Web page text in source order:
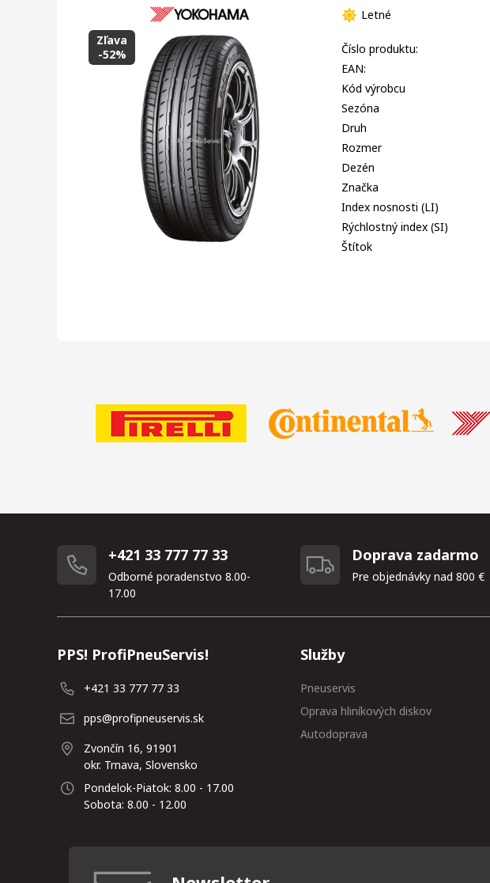
Zľava
-52%
Letné
Číslo produktu:
EAN:
Kód výrobcu
Sezóna
Druh
Rozmer
Dezén
Značka
Index nosnosti (LI)
Rýchlostný index (SI)
Štítok
+421 33 777 77 33
Odborné poradenstvo 8.00-
17.00
Doprava zadarmo
Pre objednávky nad 800 €
PPS! ProfiPneuServis!
+421 33 777 77 33
pps@profipneuservis.sk
Zvončín 16, 91901
okr. Trnava, Slovensko
Pondelok-Piatok: 8.00 - 17.00
Sobota: 8.00 - 12.00
Služby
Pneuservis
Oprava hliníkových diskov
Autodoprava